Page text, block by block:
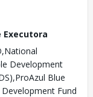
Executora
Development
Blue
Fund